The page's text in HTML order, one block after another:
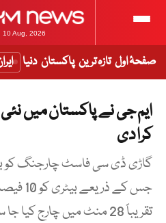
10 Aug, 2026
صفحۂ اول تازہ ترین پاکستان دنیا
ایم جی نے پاکستان میں
کرا دی
گاڑی ڈی سی فاسٹ چارجنگ کو
تقریباً 28 منٹ میں چارج کیا جا سکتا ہے